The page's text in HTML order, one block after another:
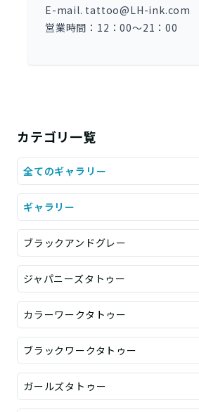
E-mail. tattoo@LH-ink.com
営業時間：12：00～21：00
カテゴリ一覧
全てのギャラリー
ギャラリー
ブラックアンドグレー
ジャパニーズタトゥー
カラーワークタトゥー
ブラックワークタトゥー
ガールズタトゥー